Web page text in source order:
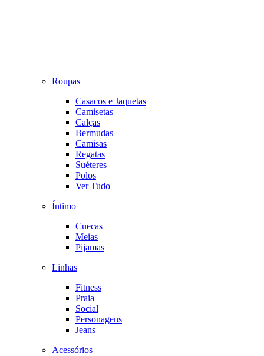
Roupas
Casacos e Jaquetas
Camisetas
Calças
Bermudas
Camisas
Regatas
Suéteres
Polos
Ver Tudo
Íntimo
Cuecas
Meias
Pijamas
Linhas
Fitness
Praia
Social
Personagens
Jeans
Acessórios